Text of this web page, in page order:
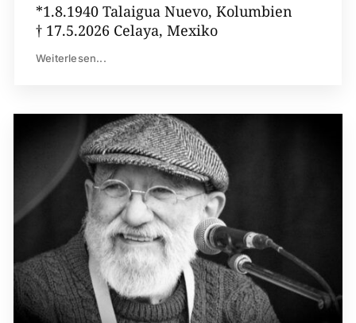
*1.8.1940 Talaigua Nuevo, Kolumbien
† 17.5.2026 Celaya, Mexiko
Weiterlesen...